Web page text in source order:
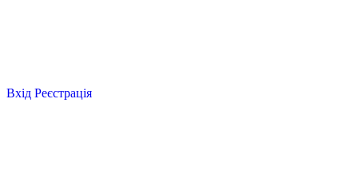
Вхід Реєстрація